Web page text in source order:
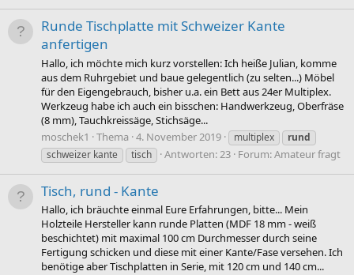
Runde Tischplatte mit Schweizer Kante
anfertigen
Hallo, ich möchte mich kurz vorstellen: Ich heiße Julian, komme
aus dem Ruhrgebiet und baue gelegentlich (zu selten...) Möbel
für den Eigengebrauch, bisher u.a. ein Bett aus 24er Multiplex.
Werkzeug habe ich auch ein bisschen: Handwerkzeug, Oberfräse
(8 mm), Tauchkreissäge, Stichsäge...
moschek1
Thema 4. November 2019 multiplex
rund
schweizer kante
tisch Antworten: 23 Forum:Amateur fragt
Tisch, rund - Kante
Hallo, ich bräuchte einmal Eure Erfahrungen, bitte... Mein
Holzteile Hersteller kann runde Platten (MDF 18 mm - weiß
beschichtet) mit maximal 100 cm Durchmesser durch seine
Fertigung schicken und diese mit einer Kante/Fase versehen. Ich
benötige aber Tischplatten in Serie, mit 120 cm und 140 cm...